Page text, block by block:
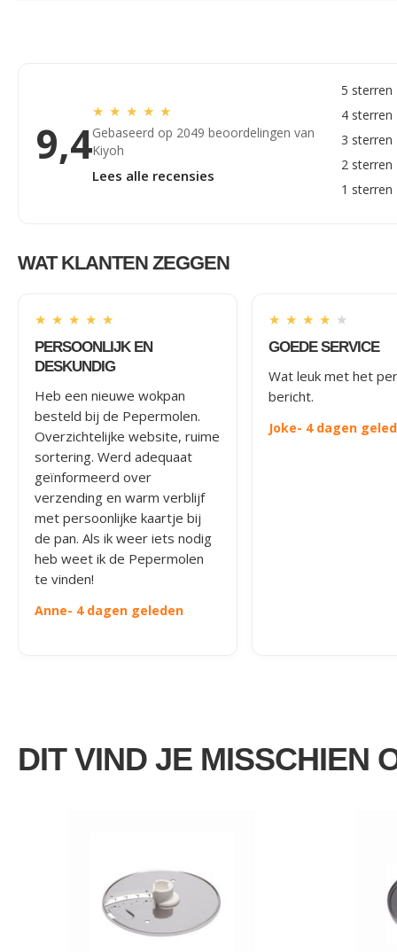
9,4
★ ★ ★ ★ ★
Gebaseerd op 2049 beoordelingen van
Kiyoh
Lees alle recensies
5 sterren
4 sterren
3 sterren
2 sterren
1 sterren
WAT KLANTEN ZEGGEN
★ ★ ★ ★ ★
PERSOONLIJK EN
DESKUNDIG
Heb een nieuwe wokpan
besteld bij de Pepermolen.
Overzichtelijke website, ruime
sortering. Werd adequaat
geïnformeerd over
verzending en warm verblijf
met persoonlijke kaartje bij
de pan. Als ik weer iets nodig
heb weet ik de Pepermolen
te vinden!
Anne- 4 dagen geleden
★ ★ ★ ★ ★
GOEDE SERVICE
Wat leuk met het
bericht.
Joke- 4 dagen
DIT VIND JE MISSCHIEN